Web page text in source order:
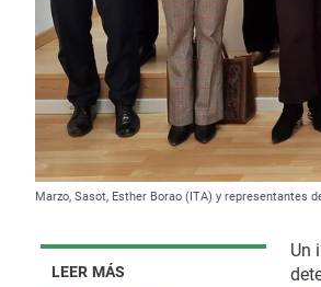
Marzo, Sasot, Esther Borao (ITA) y representantes
LEER MÁS
Un